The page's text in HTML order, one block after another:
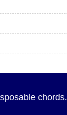
chords.